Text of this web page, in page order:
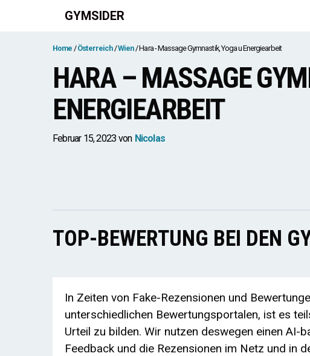
GYMSIDER
Home Österreich Wien Hara - Massage Gymnastik, Yoga u Energiearbeit
HARA – MASSAGE
ENERGIEARBEIT
Februar 15, 2023 von Nicolas
TOP-BEWERTUNG BEI DEN
In Zeiten von Fake-Rezensionen und
unterschiedlichen Bewertungsportalen, ist es
Urteil zu bilden. Wir nutzen deswegen einen AI-
Feedback und die Rezensionen im Netz und in